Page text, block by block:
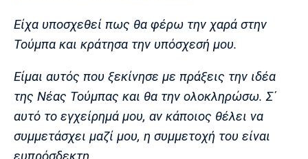
Είχα υποσχεθεί πως θα φέρω την χαρά στην
Τούμπα και κράτησα την υπόσχεσή μου.
Είμαι αυτός που ξεκίνησε με πράξεις την ιδέα
της Νέας Τούμπας και θα την ολοκληρώσω. Σ΄
αυτό το εγχείρημά μου, αν κάποιος θέλει να
συμμετάσχει μαζί μου, η συμμετοχή του είναι